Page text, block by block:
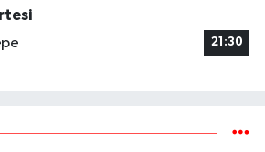
21:30